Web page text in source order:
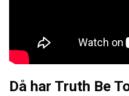
Då har Truth Be